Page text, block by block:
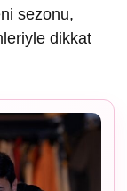
sezonu,
dikkat